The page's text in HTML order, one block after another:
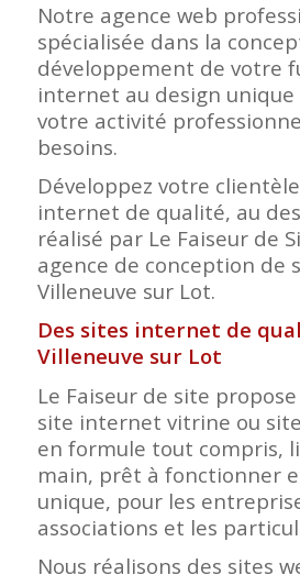
Notre agence web
spécialisée dans la
développement de votre
internet au design
votre activité
besoins.
Développez votre
internet de qualité, au
réalisé par Le Faiseur de
agence de conception de
Villeneuve sur Lot.
Des sites internet de
Villeneuve sur Lot
Le Faiseur de site
site internet vitrine ou
en formule tout compris,
main, prêt à fonctionner
unique, pour les
associations et les
Nous réalisons des sites